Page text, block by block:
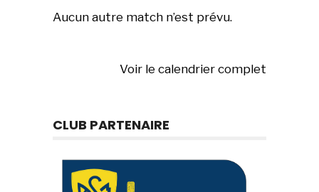
Aucun autre match n’est prévu.
Voir le calendrier complet
CLUB PARTENAIRE